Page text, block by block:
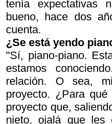
tenía expectativas
bueno, hace dos
cuenta.
¿Se está yendo
"Sí, piano-piano.
estamos
relación. O sea,
proyecto. ¿Para
proyecto que,
nieto, ojalá que les